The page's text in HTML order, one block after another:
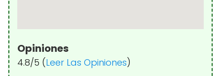
Opiniones
4.8/5 (Leer Las Opiniones)